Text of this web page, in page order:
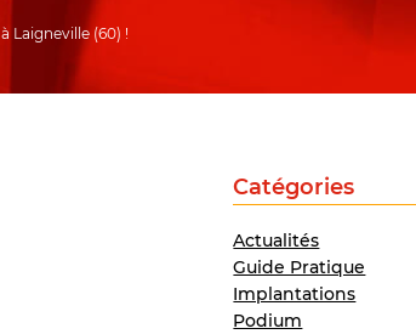
Laigneville (60) !
Catégories
Actualités
Guide Pratique
Implantations
Podium